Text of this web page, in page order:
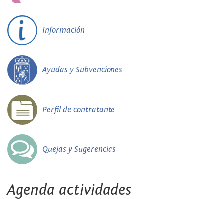
Información
Ayudas y Subvenciones
Perfil de contratante
Quejas y Sugerencias
Agenda actividades